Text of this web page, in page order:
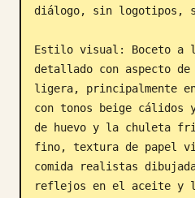
diálogo, sin logotipos,
Estilo visual: Boceto a
detallado con aspecto
ligera, principalmente
con tonos beige
de huevo y la chuleta
fino, textura de papel
comida realistas
reflejos en el aceite y